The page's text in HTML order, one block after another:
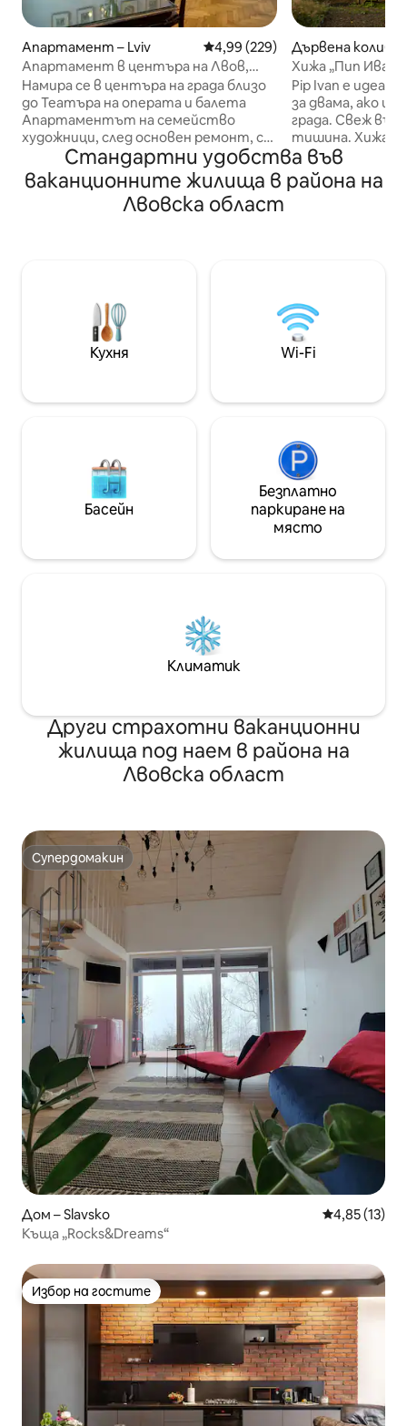
Апартамент – Lviv Средна оценка: 4,99 от 5,
4,99 (229)
Апартамент в центъра на Лвов,
Опера, арт пространство за 1 –
3 души, 75 кв. м
Намира се в центъра на града близо
до Театъра на операта и балета
Апартаментът на семейство
художници, след основен ремонт, с
площ от 75 кв.м. Каня ви да
прекарате известно време в
изключителна творческа
атмосфера. В апартамента ще
предмети в апартамента е
неразделна част от историята на
Лвов. Светло и отворено
пространство, модерна кухня,
за да се отпуснете!
Дървена колиба
k
Хижа „Пип Иван“
Pip Ivan е
за двама, ако
града. Свеж
тишина.
проектирана и
необходимо за
престой.
метушні.
най-малките
всичко
почивка.
Стандартни удобства във
ваканционните жилища в района на
Лвовска област
Кухня Wi-Fi
Басейн
Безплатно
паркиране на
място
Климатик
Други страхотни ваканционни
жилища под наем в района на
Лвовска област
Супердомакин
Супердомакин
Дом – Slavsko Средна
4,85 (13)
Къща „Rocks&Dreams“
Избор на гостите
Избор на гостите